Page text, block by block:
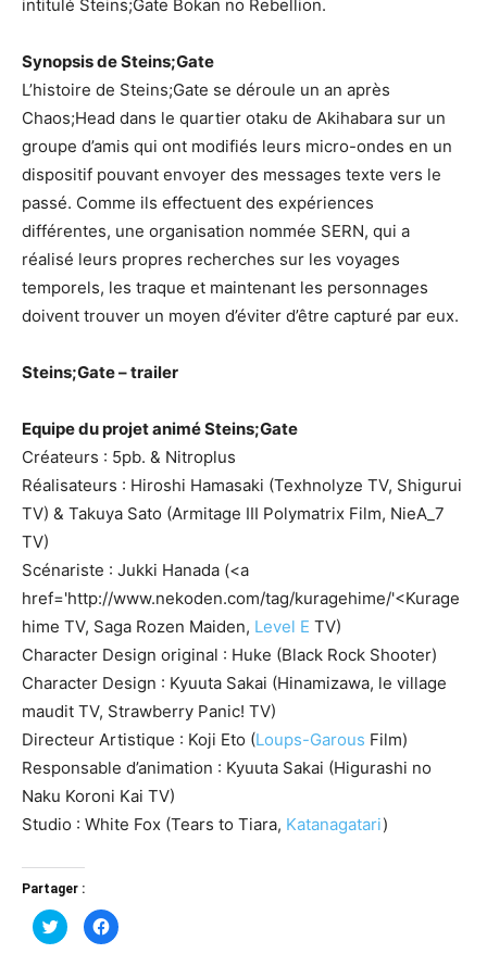
intitulé Steins;Gate Bokan no Rebellion.
Synopsis de Steins;Gate
L’histoire de Steins;Gate se déroule un an après
Chaos;Head dans le quartier otaku de Akihabara sur un
groupe d’amis qui ont modifiés leurs micro-ondes en un
dispositif pouvant envoyer des messages texte vers le
passé. Comme ils effectuent des expériences
différentes, une organisation nommée SERN, qui a
réalisé leurs propres recherches sur les voyages
temporels, les traque et maintenant les personnages
doivent trouver un moyen d’éviter d’être capturé par eux.
Steins;Gate – trailer
Equipe du projet animé Steins;Gate
Créateurs : 5pb. & Nitroplus
Réalisateurs : Hiroshi Hamasaki (Texhnolyze TV, Shigurui
TV) & Takuya Sato (Armitage III Polymatrix Film, NieA_7
TV)
Scénariste : Jukki Hanada (<a
href='http://www.nekoden.com/tag/kuragehime/'<Kurage
hime TV, Saga Rozen Maiden, Level E TV)
Character Design original : Huke (Black Rock Shooter)
Character Design : Kyuuta Sakai (Hinamizawa, le village
maudit TV, Strawberry Panic! TV)
Directeur Artistique : Koji Eto (Loups-Garous Film)
Responsable d’animation : Kyuuta Sakai (Higurashi no
Naku Koroni Kai TV)
Studio : White Fox (Tears to Tiara, Katanagatari)
Partager :
Cliquez
pour
partager
Cliquez
pour